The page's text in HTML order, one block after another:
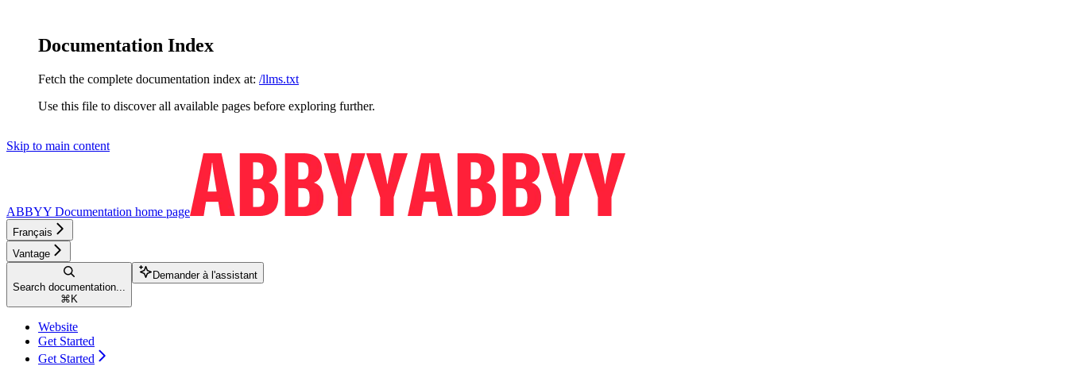
Documentation Index
Fetch the complete documentation index at: /llms.txt
Use this file to discover all available pages before exploring further.
Skip to main content
ABBYY Documentation home page
Français
Vantage
Search documentation...
⌘ K
Demander à l'assistant
Website
Get Started
Get Started